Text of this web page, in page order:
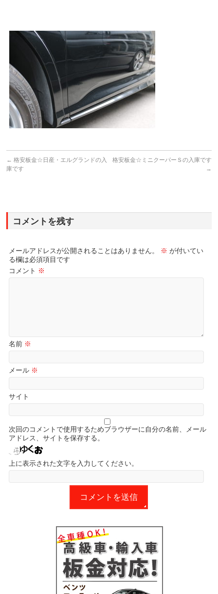
← 格安板金☆日産・エルグランドの入
庫です
格安板金☆ミニクーパーＳの入庫です
→
コメントを残す
メールアドレスが公開されることはありません。 ※ が付いてい
る欄は必須項目です
コメント ※
名前 ※
メール ※
サイト
次回のコメントで使用するためブラウザーに自分の名前、メール
アドレス、サイトを保存する。
上に表示された文字を入力してください。